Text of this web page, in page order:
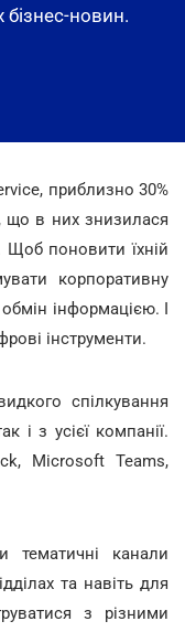
бізнес-новин.
приблизно 30%
що в них знизилася
Щоб поновити їхній
корпоративну
інформацією. І
інструменти.
спілкування
і з усієї компанії.
Microsoft Teams,
тематичні канали
та навіть для
з різними